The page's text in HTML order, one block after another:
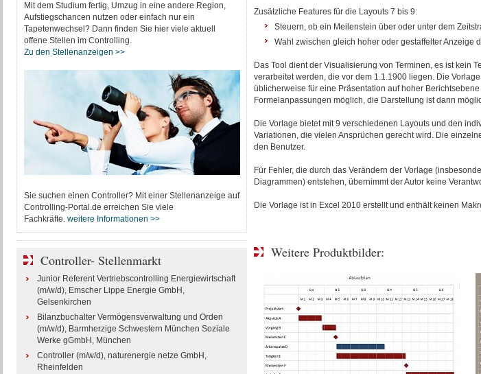
Zusätzliche Features für die Layouts 7 bis 9:
Steuern, ob ein Meilenstein über oder unter dem
Wahl zwischen gleich hoher oder gestaffelter Anzeige
Das Tool dient der Visualisierung von Terminen, es ist kein
verarbeitet werden, die vor dem 1.1.1900 liegen. Die
üblicherweise für eine Präsentation auf hoher
Formelanpassungen möglich, die Darstellung ist dann
Die Vorlage bietet mit 9 verschiedenen Layouts und den
Variationen, die vielen Ansprüchen gerecht wird. Die
den Benutzer.
Für Fehler, die durch das Verändern der Vorlage
Diagrammen) entstehen, übernimmt der Autor keine
Die Vorlage ist in Excel 2010 erstellt und enthält keinen
Weitere Produktbilder:
Mit dem Studium fertig, Umzug in eine andere Region,
Aufstiegschancen nutzen oder einfach nur ein
Tapetenwechsel? Dann finden Sie hier viele aktuell
offene Stellen im Controlling.
Zu den Stellenanzeigen >>
Sie suchen einen Controller? Mit einer Stellenanzeige auf
Controlling-Portal.de erreichen Sie viele
Fachkräfte. weitere Informationen >>
Controller- Stellenmarkt
Junior Referent Vertriebscontrolling Energiewirtschaft
(m/w/d), Emscher Lippe Energie GmbH,
Gelsenkirchen
Bilanzbuchalter Vermögensverwaltung und Orden
(m/w/d), Barmherzige Schwestern München Soziale
Werke gGmbH, München
Controller (m/w/d), naturenergie netze GmbH,
Rheinfelden